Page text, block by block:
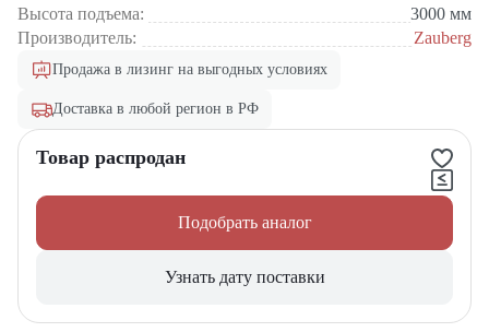
Высота подъема:
3000 мм
Производитель:
Zauberg
Продажа в лизинг на выгодных условиях
Доставка в любой регион в РФ
Товар распродан
Подобрать аналог
Узнать дату поставки